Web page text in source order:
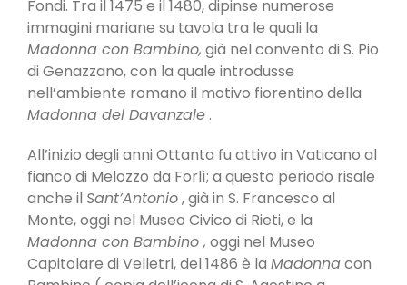
Fondi. Tra il 1475 e il 1480, dipinse numerose
immagini mariane su tavola tra le quali la
Madonna con Bambino, già nel convento di S. Pio
di Genazzano, con la quale introdusse
nell’ambiente romano il motivo fiorentino della
Madonna del Davanzale .
All’inizio degli anni Ottanta fu attivo in Vaticano al
fianco di Melozzo da Forlì; a questo periodo risale
anche il Sant’Antonio, già in S. Francesco al
Monte, oggi nel Museo Civico di Rieti, e la
Madonna con Bambino , oggi nel Museo
Capitolare di Velletri, del 1486 è la Madonnacon